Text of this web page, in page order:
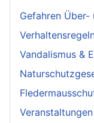
Gefahren
Vandalismus &
Veranstaltungen